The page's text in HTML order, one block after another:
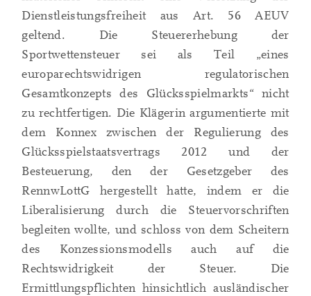
Dienstleistungsfreiheit aus Art. 56 AEUV
geltend. Die Steuererhebung der
Sportwettensteuer sei als Teil „eines
europarechtswidrigen regulatorischen
Gesamtkonzepts des Glücksspielmarkts“ nicht
zu rechtfertigen. Die Klägerin argumentierte mit
dem Konnex zwischen der Regulierung des
Glücksspielstaatsvertrags 2012 und der
Besteuerung, den der Gesetzgeber des
RennwLottG hergestellt hatte, indem er die
Liberalisierung durch die Steuervorschriften
begleiten wollte, und schloss von dem Scheitern
des Konzessionsmodells auch auf die
Rechtswidrigkeit der Steuer. Die
Ermittlungspflichten hinsichtlich ausländischer